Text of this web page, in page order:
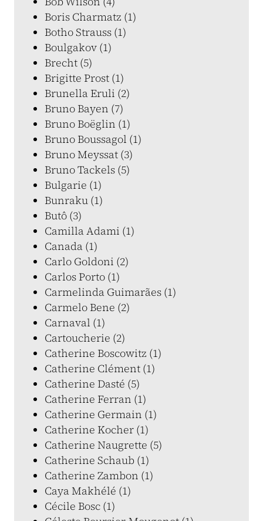
Boris Charmatz (1)
Botho Strauss (1)
Boulgakov (1)
Brecht (5)
Brigitte Prost (1)
Brunella Eruli (2)
Bruno Bayen (7)
Bruno Boëglin (1)
Bruno Boussagol (1)
Bruno Meyssat (3)
Bruno Tackels (5)
Bulgarie (1)
Bunraku (1)
Butô (3)
Camilla Adami (1)
Canada (1)
Carlo Goldoni (2)
Carlos Porto (1)
Carmelinda Guimarães (1)
Carmelo Bene (2)
Carnaval (1)
Cartoucherie (2)
Catherine Boscowitz (1)
Catherine Clément (1)
Catherine Dasté (5)
Catherine Ferran (1)
Catherine Germain (1)
Catherine Kocher (1)
Catherine Naugrette (5)
Catherine Schaub (1)
Catherine Zambon (1)
Caya Makhélé (1)
Cécile Bosc (1)